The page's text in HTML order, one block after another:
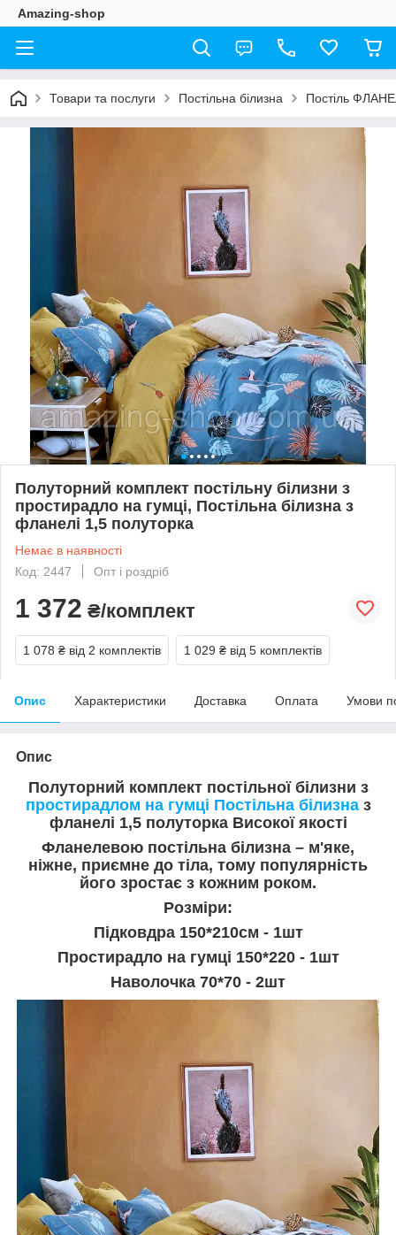
Amazing-shop
Товари та послуги Постільна білизна Постіль
Полуторний комплект постільну білизни з
простирадло на гумці, Постільна білизна з
фланелі 1,5 полуторка
Немає в наявності
Код: 2447
Опт і роздріб
1 372 ₴/комплект
1 078 ₴ від 2 комплектів 1 029 ₴ від 5 комплектів
Опис Характеристики Доставка Оплата Умови
Опис
Полуторний комплект постільної білизни з
простирадлом на гумці Постільна білизназ
фланелі 1,5 полуторкаВисокої якості
Фланелевою постільна білизна – м'яке,
ніжне, приємне до тіла, тому популярність
його зростає з кожним роком.
Розміри:
Підковдра 150*210см - 1шт
Простирадло на гумці 150*220 - 1шт
Наволочка 70*70 - 2шт